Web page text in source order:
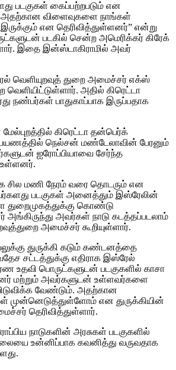
படகுகள் கைப்பற்றபடும் என
அதற்கான விளைவுகளை நாங்கள்
என தெரிவித்துள்ளனர்” என்று
படகில் சென்ற அமெரிக்கர் கிரேக்
இதை இன்ஸ்டாகிராமில் அவர்
வெளியுறவுத் துறை அமைச்சர் எக்ஸ்
வெளியிட்டுள்ளார். அதில் கிரெட்டா
நண்பர்கள் பாதுகாப்பாக இருப்பதாக
கிரெட்டா தன்பெர்க்
நெல்சன் மண்டேலாவின் பேரனும்
ஐரோப்பியாவை சேர்ந்த
உள்ளனர்.
சில மணி நேரம் வரை தொடரும் என
படகுகள் அனைத்தும் இஸ்ரேலின்
துறைமுகத்துக்கு கொண்டு
அங்கிருந்து அவர்கள் நாடு கடத்தப்படலாம்
அமைச்சர் கூறியுள்ளார்.
துருக்கி கடும் கண்டனத்தை
சட்டத்துக்கு எதிராக இஸ்ரேல்
உதவி பொருட்களுடன் படகுகளில் காசா
மற்றும் அவர்களுடன் உள்ளவர்களை
வேண்டும். அதற்கான
முன்னெடுத்துள்ளோம் என துருக்கியின்
தெரிவித்துள்ளார்.
நாடுகளின் அரசுகள் படகுகளில்
உன்னிப்பாக கவனித்து வருவதாக